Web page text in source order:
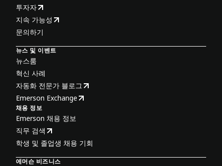
투자자
지속 가능성
문의하기
뉴스 및 이벤트
뉴스룸
혁신 사례
자동화 전문가 블로그
Emerson Exchange
채용 정보
Emerson 채용 정보
직무 검색
학생 및 졸업생 채용 기회
에머슨 비즈니스